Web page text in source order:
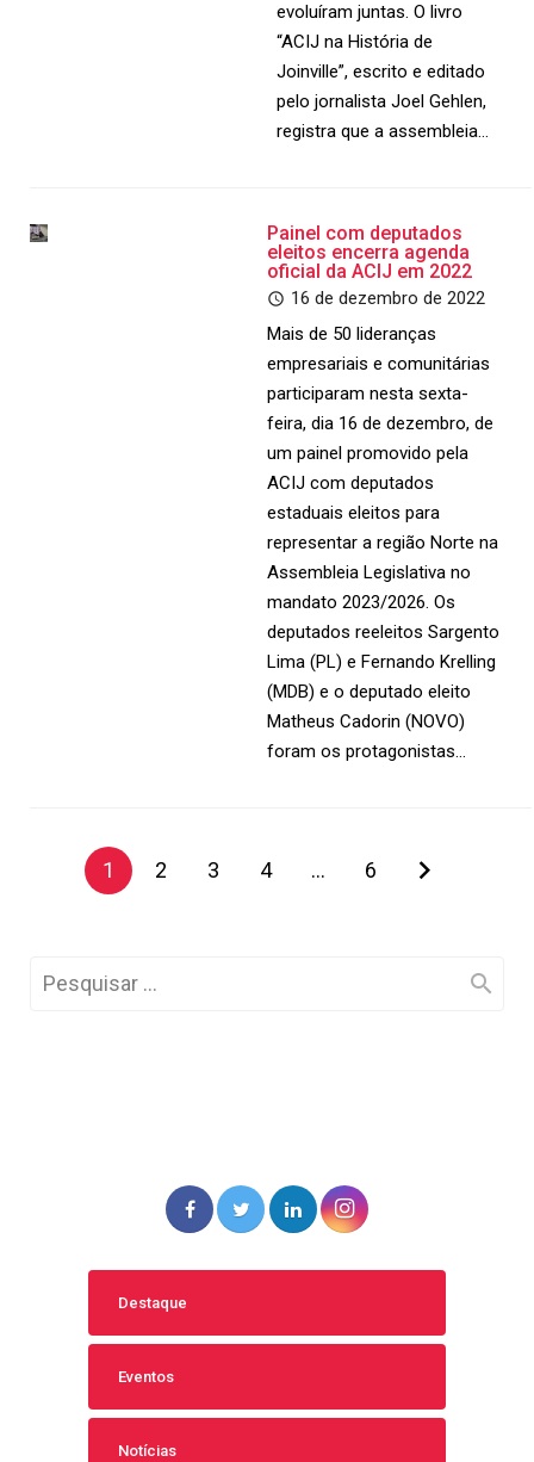
evoluíram juntas. O livro
“ACIJ na História de
Joinville”, escrito e editado
pelo jornalista Joel Gehlen,
registra que a assembleia…
Painel com deputados
eleitos encerra agenda
oficial da ACIJ em 2022
16 de dezembro de 2022
Mais de 50 lideranças
empresariais e comunitárias
participaram nesta sexta-
feira, dia 16 de dezembro, de
um painel promovido pela
ACIJ com deputados
estaduais eleitos para
representar a região Norte na
Assembleia Legislativa no
mandato 2023/2026. Os
deputados reeleitos Sargento
Lima (PL) e Fernando Krelling
(MDB) e o deputado eleito
Matheus Cadorin (NOVO)
foram os protagonistas…
1 2 3 4 … 6
Destaque
Eventos
Notícias